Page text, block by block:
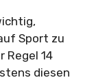
Sport zu
Regel 14
diesen